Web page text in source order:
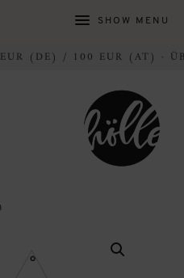
SHOW MENU
EUR (DE) / 100 EUR (AT) ·